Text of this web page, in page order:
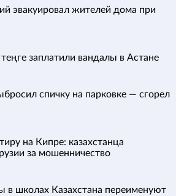
эвакуировал жителей дома при
заплатили вандалы в Астане
спичку на парковке — сгорел
на Кипре: казахстанца
за мошенничество
в школах Казахстана переименуют